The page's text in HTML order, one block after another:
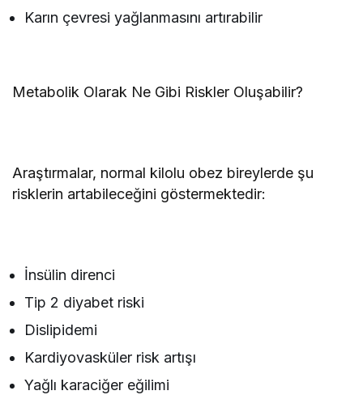
Karın çevresi yağlanmasını artırabilir
Metabolik Olarak Ne Gibi Riskler Oluşabilir?
Araştırmalar, normal kilolu obez bireylerde şu
risklerin artabileceğini göstermektedir:
İnsülin direnci
Tip 2 diyabet riski
Dislipidemi
Kardiyovasküler risk artışı
Yağlı karaciğer eğilimi